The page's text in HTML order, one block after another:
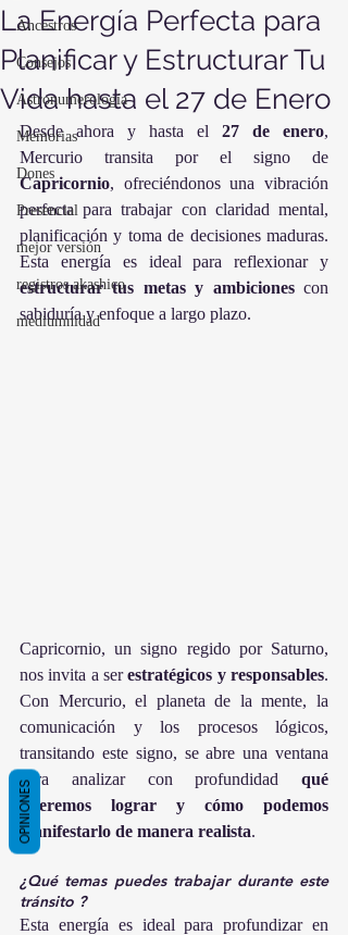
Ancestros
Consejos
Astronumerología
Memorias
Dones
Presencial
mejor versión
registros akashico
mediumnidad
La Energía Perfecta para
Planificar y Estructurar Tu
Vida hasta el 27 de Enero
Desde ahora y hasta el 27 de enero,
Capricornio, ofreciéndonos una vibración
perfecta para trabajar con claridad mental,
planificación y toma de decisiones maduras.
estructurar tus metas y ambiciones con
sabiduría y enfoque a largo plazo.
Capricornio, un signo regido por Saturno,
nos invita a ser estratégicos y responsables.
Con Mercurio, el planeta de la mente, la
comunicación y los procesos lógicos,
transitando este signo, se abre una ventana
para analizar con profundidad qué
queremos lograr y cómo podemos
manifestarlo de manera realista.
¿Qué temas puedes trabajar durante este
tránsito ?
Esta energía es ideal para profundizar en
OPINIONES